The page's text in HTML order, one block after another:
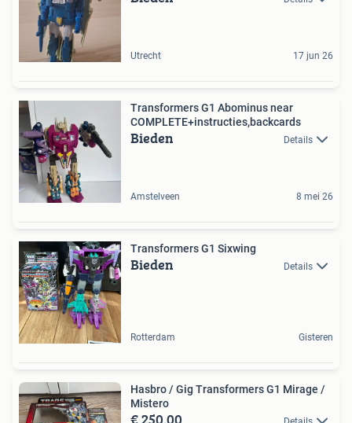
Utrecht 17 jun 26
Transformers G1 Abominus near
COMPLETE+instructies,backcards
Bieden Details
Amstelveen 8 mei 26
Transformers G1 Sixwing
Bieden Details
Rotterdam Gisteren
Hasbro / Gig Transformers G1 Mirage /
Mistero